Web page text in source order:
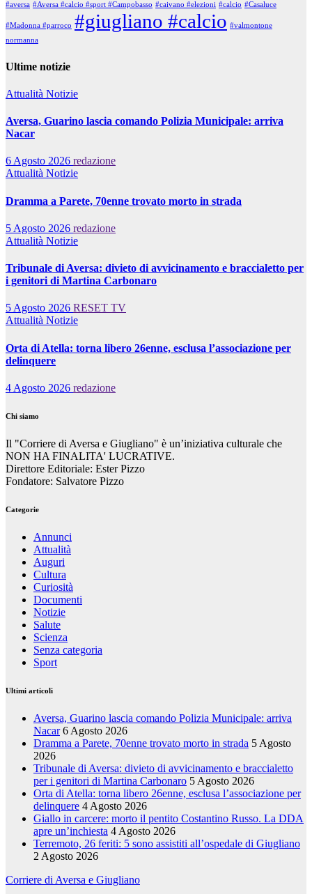
#aversa #Aversa #calcio #sport #Campobasso #caivano #elezioni #calcio #Casaluce
#Madonna #parroco #giugliano #calcio #valmontone
normanna
Ultime notizie
Attualità Notizie
Aversa, Guarino lascia comando Polizia Municipale: arriva
Nacar
6 Agosto 2026 redazione
Attualità Notizie
Dramma a Parete, 70enne trovato morto in strada
5 Agosto 2026 redazione
Attualità Notizie
Tribunale di Aversa: divieto di avvicinamento e braccialetto per
i genitori di Martina Carbonaro
5 Agosto 2026 RESET TV
Attualità Notizie
Orta di Atella: torna libero 26enne, esclusa l’associazione per
delinquere
4 Agosto 2026 redazione
Chi siamo
Il "Corriere di Aversa e Giugliano" è un’iniziativa culturale che
NON HA FINALITA' LUCRATIVE.
Direttore Editoriale: Ester Pizzo
Fondatore: Salvatore Pizzo
Categorie
Annunci
Attualità
Auguri
Cultura
Curiosità
Documenti
Notizie
Salute
Scienza
Senza categoria
Sport
Ultimi articoli
Aversa, Guarino lascia comando Polizia Municipale: arriva
Nacar 6 Agosto 2026
Dramma a Parete, 70enne trovato morto in strada 5 Agosto
2026
Tribunale di Aversa: divieto di avvicinamento e braccialetto
per i genitori di Martina Carbonaro 5 Agosto 2026
Orta di Atella: torna libero 26enne, esclusa l’associazione per
delinquere 4 Agosto 2026
Giallo in carcere: morto il pentito Costantino Russo. La DDA
apre un’inchiesta 4 Agosto 2026
Terremoto, 26 feriti: 5 sono assistiti all’ospedale di Giugliano
2 Agosto 2026
Corriere di Aversa e Giugliano